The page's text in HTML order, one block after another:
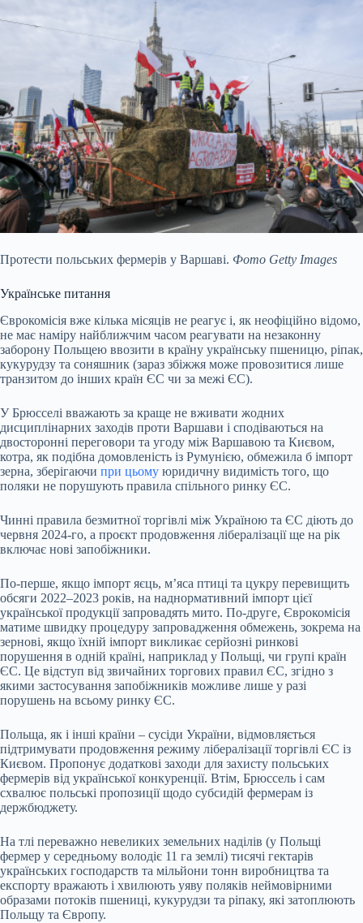
Протести польських фермерів у Варшаві. Фото Getty Images
Українське питання
Єврокомісія вже кілька місяців не реагує і, як неофіційно відомо,
не має наміру найближчим часом реагувати на незаконну
заборону Польщею ввозити в країну українську пшеницю, ріпак,
кукурудзу та соняшник (зараз збіжжя може провозитися лише
транзитом до інших країн ЄС чи за межі ЄС).
У Брюсселі вважають за краще не вживати жодних
дисциплінарних заходів проти Варшави і сподіваються на
двосторонні переговори та угоду між Варшавою та Києвом,
котра, як подібна домовленість із Румунією, обмежила б імпорт
зерна, зберігаючи при цьому юридичну видимість того, що
поляки не порушують правила спільного ринку ЄС.
Чинні правила безмитної торгівлі між Україною та ЄС діють до
червня 2024-го, а проєкт продовження лібералізації ще на рік
включає нові запобіжники.
По-перше, якщо імпорт яєць, мʼяса птиці та цукру перевищить
обсяги 2022–2023 років, на наднормативний імпорт цієї
української продукції запровадять мито. По-друге, Єврокомісія
матиме швидку процедуру запровадження обмежень, зокрема на
зернові, якщо їхній імпорт викликає серйозні ринкові
порушення в одній країні, наприклад у Польщі, чи групі країн
ЄС. Це відступ від звичайних торгових правил ЄС, згідно з
якими застосування запобіжників можливе лише у разі
порушень на всьому ринку ЄС.
Польща, як і інші країни – сусіди України, відмовляється
підтримувати продовження режиму лібералізації торгівлі ЄС із
Києвом. Пропонує додаткові заходи для захисту польських
фермерів від української конкуренції. Втім, Брюссель і сам
схвалює польські пропозиції щодо субсидій фермерам із
держбюджету.
На тлі переважно невеликих земельних наділів (у Польщі
фермер у середньому володіє 11 га землі) тисячі гектарів
українських господарств та мільйони тонн виробництва та
експорту вражають і хвилюють уяву поляків неймовірними
образами потоків пшениці, кукурудзи та ріпаку, які затоплюють
Польщу та Європу.